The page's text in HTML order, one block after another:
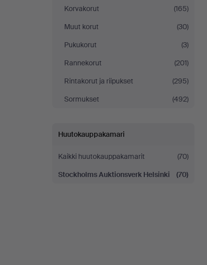
yrityksessä
Korvakorut
(165)
Muut korut
(30)
Pukukorut
(3)
Rannekorut
(201)
Rintakorut ja riipukset
(295)
Sormukset
(492)
Huutokauppakamari
Kaikki huutokauppakamarit
(70)
Stockholms Auktionsverk Helsinki
(70)